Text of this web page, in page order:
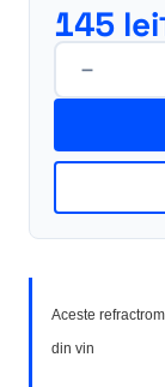
Aceste
din vin
145 lei
−
Cantitate
Vin